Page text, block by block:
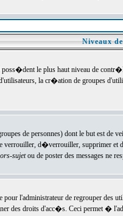
Niveaux
le plus haut niveau de
la cr�ation de groupes
de personnes) dont le but est de
verrouiller, d�verrouiller, supprimer
sujetou de poster des messages ne
l'administrateur de regrouper des
des droits d'acc�s. Ceci permet